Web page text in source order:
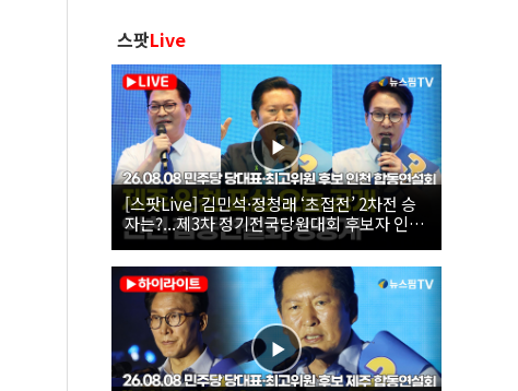
스팟Live
[스팟Live] 김민석·정청래 ‘초접전’ 2차전 승
자는?...제3차 정기전국당원대회 후보자 인천
합동연설회 생중계 | 26.08.08